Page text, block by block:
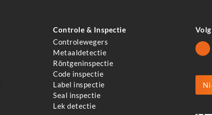
Controle & Inspectie
Controlewegers
Metaaldetectie
Röntgeninspectie
Code inspectie
Label inspectie
Seal inspectie
Lek detectie